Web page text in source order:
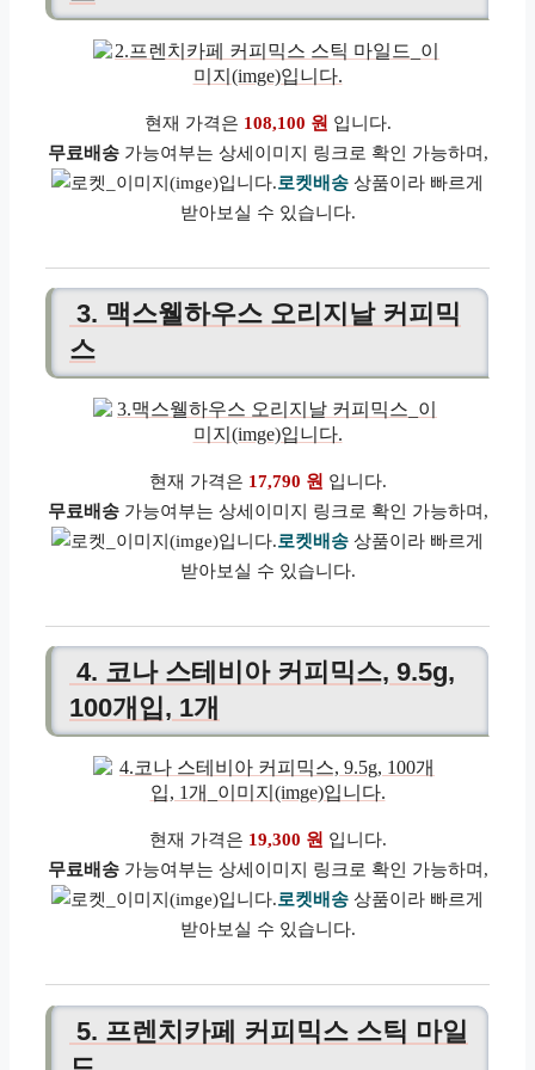
현재 가격은 108,100 원 입니다.
무료배송가능여부는 상세이미지 링크로 확인 가능하며,
로켓배송 상품이라 빠르게
받아보실 수 있습니다.
3. 맥스웰하우스 오리지날 커피믹
스
현재 가격은 17,790 원 입니다.
무료배송가능여부는 상세이미지 링크로 확인 가능하며,
로켓배송 상품이라 빠르게
받아보실 수 있습니다.
4. 코나 스테비아 커피믹스, 9.5g,
100개입, 1개
현재 가격은 19,300 원 입니다.
무료배송가능여부는 상세이미지 링크로 확인 가능하며,
로켓배송 상품이라 빠르게
받아보실 수 있습니다.
5. 프렌치카페 커피믹스 스틱 마일